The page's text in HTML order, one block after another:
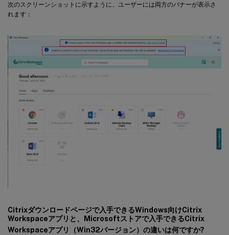
次のスクリーンショットに示すように、ユーザーには両方のバナーが表示さ
れます：
Citrixダウンロードページで入手できるWindows向けCitrix
Workspaceアプリと、Microsoftストアで入手できるCitrix
Workspaceアプリ（Win32バージョン）の違いは何ですか?